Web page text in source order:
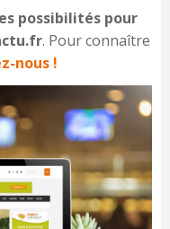
possibilités pour
. Pour connaître
nous !